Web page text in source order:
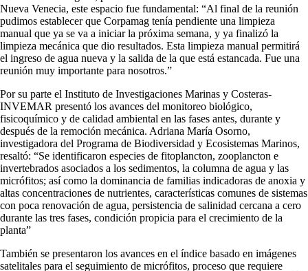
Nueva Venecia, este espacio fue fundamental: “Al final de la reunión
pudimos establecer que Corpamag tenía pendiente una limpieza
manual que ya se va a iniciar la próxima semana, y ya finalizó la
limpieza mecánica que dio resultados. Esta limpieza manual permitirá
el ingreso de agua nueva y la salida de la que está estancada. Fue una
reunión muy importante para nosotros.”
Por su parte el Instituto de Investigaciones Marinas y Costeras-
INVEMAR presentó los avances del monitoreo biológico,
fisicoquímico y de calidad ambiental en las fases antes, durante y
después de la remoción mecánica. Adriana María Osorno,
investigadora del Programa de Biodiversidad y Ecosistemas Marinos,
resaltó: “Se identificaron especies de fitoplancton, zooplancton e
invertebrados asociados a los sedimentos, la columna de agua y las
micrófitos; así como la dominancia de familias indicadoras de anoxia y
altas concentraciones de nutrientes, características comunes de sistemas
con poca renovación de agua, persistencia de salinidad cercana a cero
durante las tres fases, condición propicia para el crecimiento de la
planta”
También se presentaron los avances en el índice basado en imágenes
satelitales para el seguimiento de micrófitos, proceso que requiere